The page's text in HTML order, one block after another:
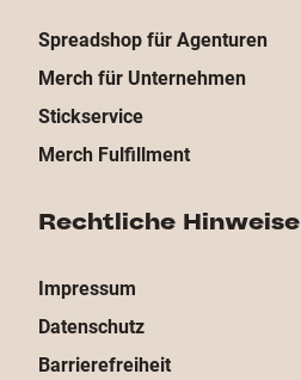
Spreadshop für Agenturen
Merch für Unternehmen
Stickservice
Merch Fulfillment
Rechtliche Hinweise
Impressum
Datenschutz
Barrierefreiheit